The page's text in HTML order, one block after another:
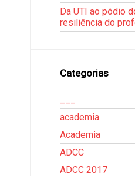
Da UTI ao pódio
resiliência do
Categorias
academia
Academia
ADCC
ADCC 2017